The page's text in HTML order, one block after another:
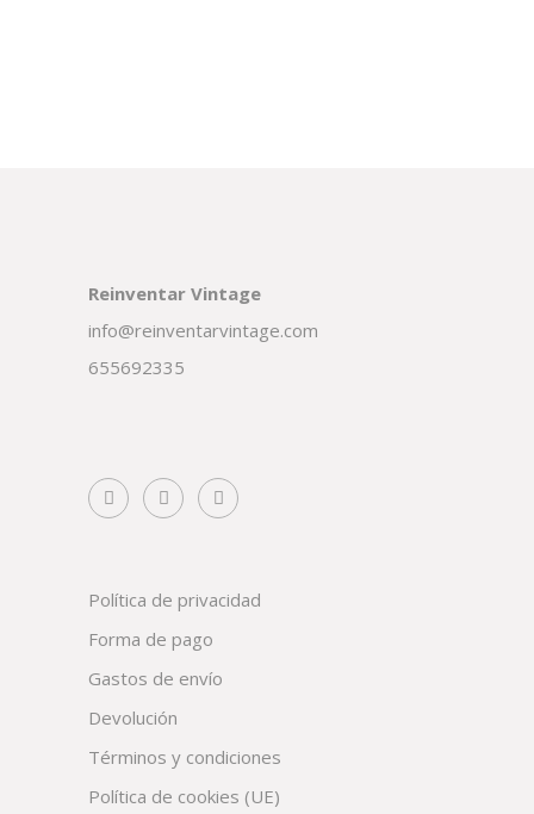
Reinventar Vintage
info@reinventarvintage.com
655692335
Política de privacidad
Forma de pago
Gastos de envío
Devolución
Términos y condiciones
Política de cookies (UE)